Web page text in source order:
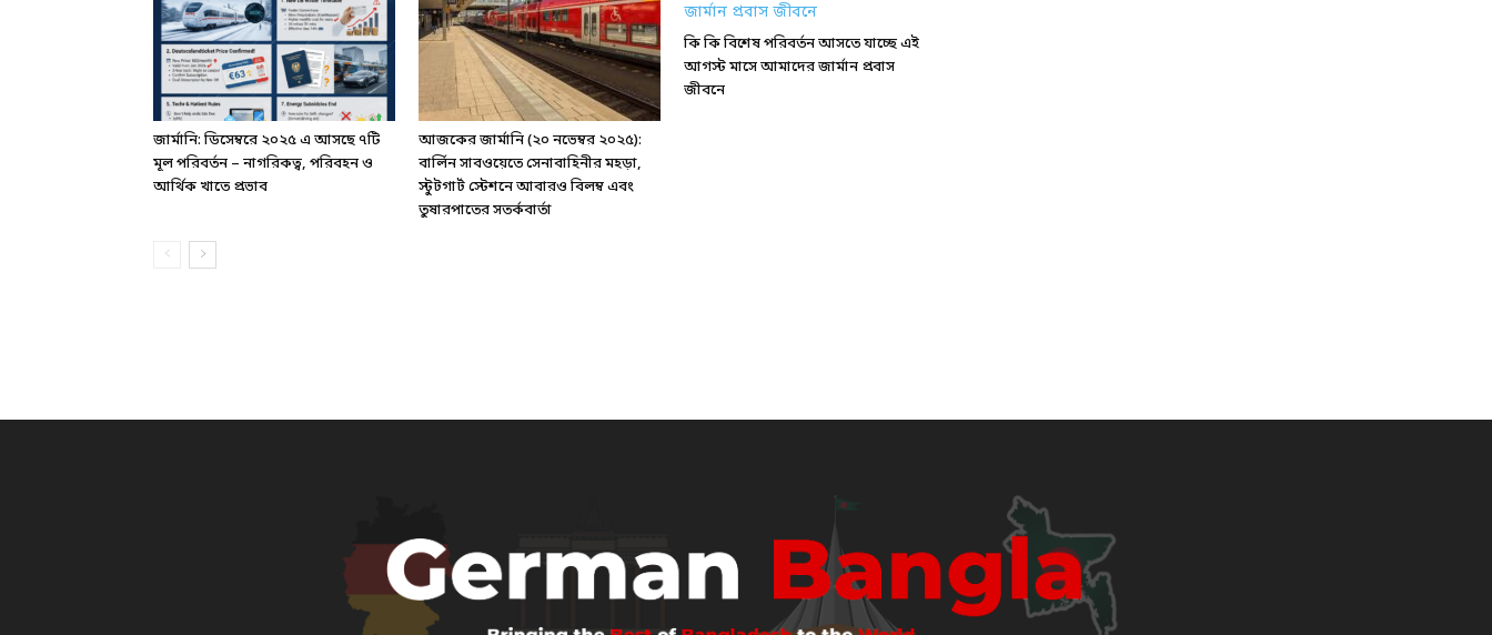
জার্মানি: ডিসেম্বরে ২০২৫ এ আসছে ৭টি
মূল পরিবর্তন – নাগরিকত্ব, পরিবহন ও
আর্থিক খাতে প্রভাব
আজকের জার্মানি (২০ নভেম্বর ২০২৫):
বার্লিন সাবওয়েতে সেনাবাহিনীর মহড়া,
স্টুটগার্ট স্টেশনে আবারও বিলম্ব এবং
তুষারপাতের সতর্কবার্তা
কি কি বিশেষ পরিবর্তন আসতে যাচ্ছে এই
আগস্ট মাসে আমাদের জার্মান প্রবাস
জীবনে